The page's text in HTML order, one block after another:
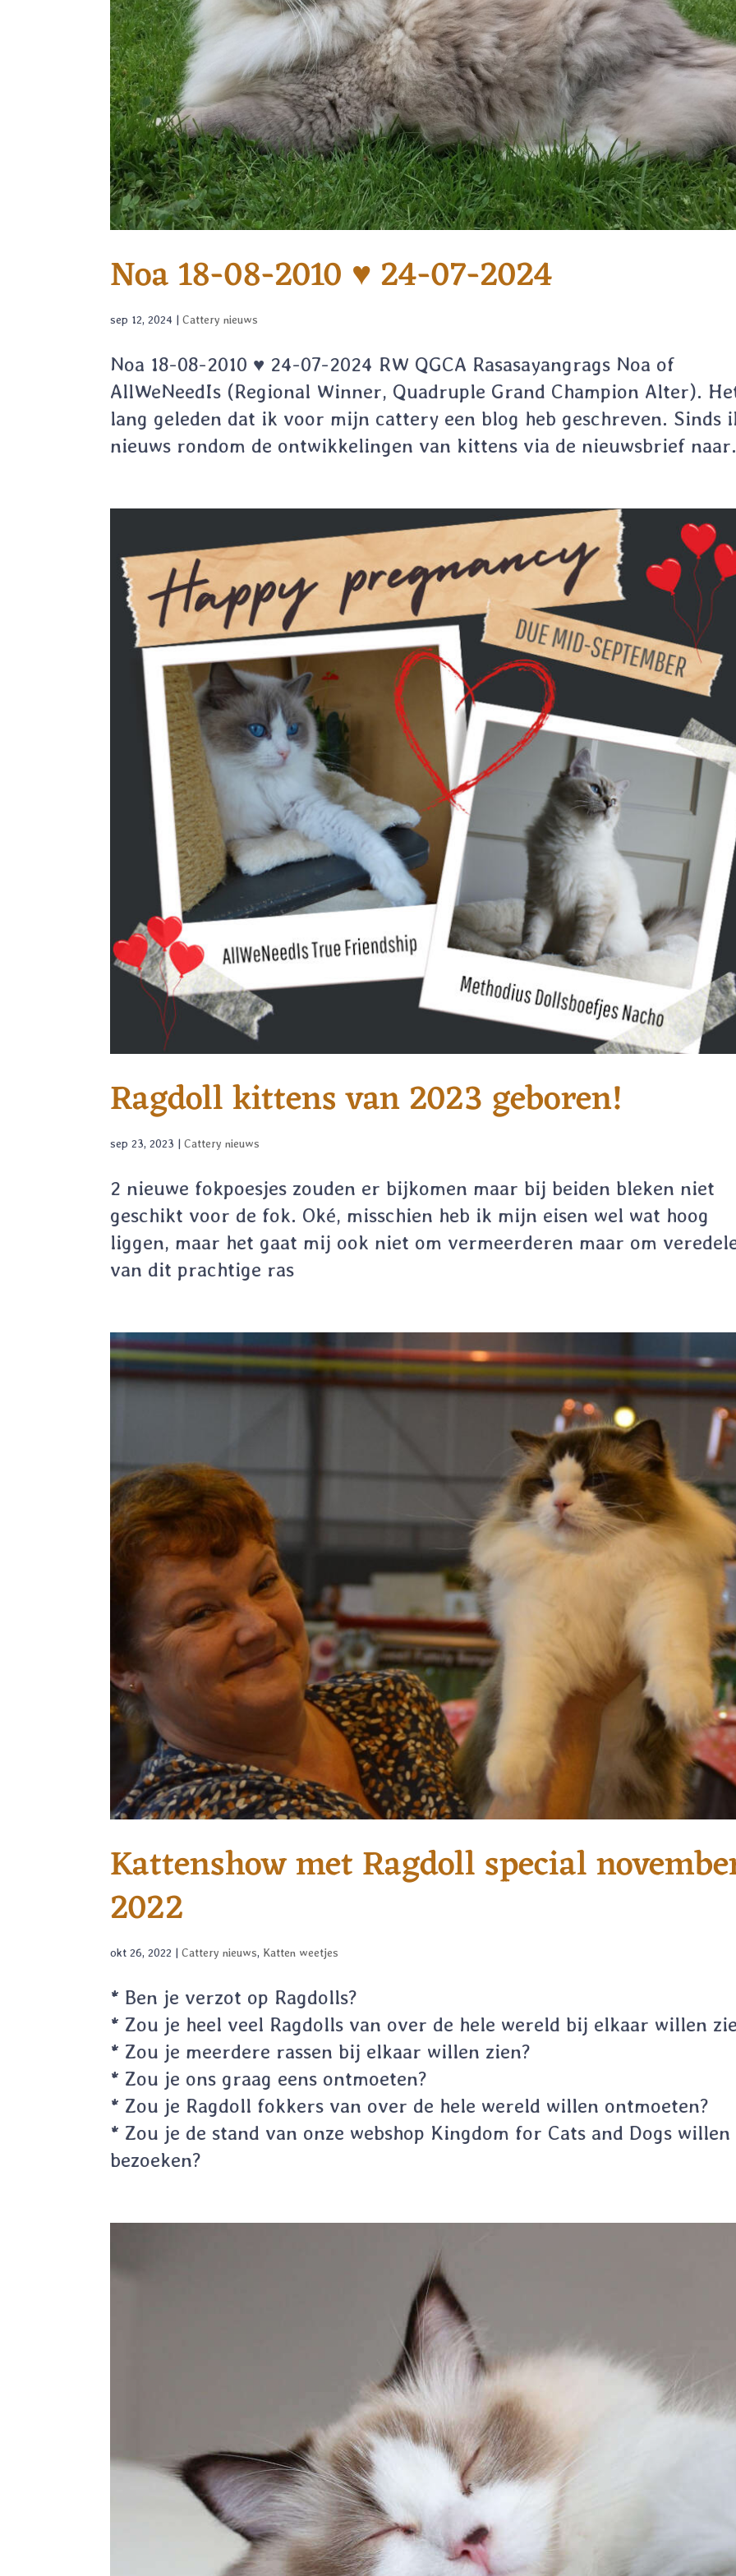
Noa 18-08-2010 ♥ 24-07-2024
sep 12, 2024 |Cattery nieuws
Noa 18-08-2010 ♥ 24-07-2024 RW QGCA Rasasayangrags Noa of
AllWeNeedIs (Regional Winner, Quadruple Grand Champion Alter).
lang geleden dat ik voor mijn cattery een blog heb geschreven. Sinds
nieuws rondom de ontwikkelingen van kittens via de nieuwsbrief
Ragdoll kittens van 2023 geboren!
sep 23, 2023 |Cattery nieuws
2 nieuwe fokpoesjes zouden er bijkomen maar bij beiden bleken niet
geschikt voor de fok. Oké, misschien heb ik mijn eisen wel wat hoog
liggen, maar het gaat mij ook niet om vermeerderen maar om
van dit prachtige ras
Kattenshow met Ragdoll special
2022
okt 26, 2022 |Cattery nieuws, Katten weetjes
* Ben je verzot op Ragdolls?
* Zou je heel veel Ragdolls van over de hele wereld bij elkaar willen
* Zou je meerdere rassen bij elkaar willen zien?
* Zou je ons graag eens ontmoeten?
* Zou je Ragdoll fokkers van over de hele wereld willen ontmoeten?
* Zou je de stand van onze webshop Kingdom for Cats and Dogs willen
bezoeken?